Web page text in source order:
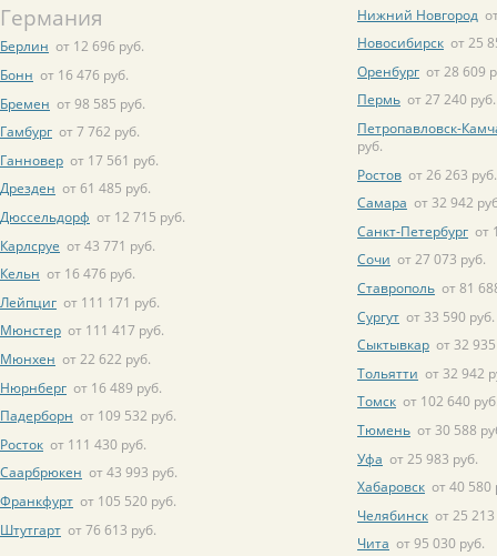
Германия
Берлин от 12 696 руб.
Бонн от 16 476 руб.
Бремен от 98 585 руб.
Гамбург от 7 762 руб.
Ганновер от 17 561 руб.
Дрезден от 61 485 руб.
Дюссельдорф от 12 715 руб.
Карлсруе от 43 771 руб.
Кельн от 16 476 руб.
Лейпциг от 111 171 руб.
Мюнстер от 111 417 руб.
Мюнхен от 22 622 руб.
Нюрнберг от 16 489 руб.
Падерборн от 109 532 руб.
Росток от 111 430 руб.
Саарбрюкен от 43 993 руб.
Франкфурт от 105 520 руб.
Штутгарт от 76 613 руб.
Нижний Новгород
Новосибирск от 25
Оренбург от 28 609
Пермь от 27 240 руб.
Петропавловск-
руб.
Ростов от 26 263 руб.
Самара от 32 942
Санкт-Петербург от
Сочи от 27 073 руб.
Ставрополь от 81
Сургут от 33 590 руб.
Сыктывкар от 32
Тольятти от 32 942
Томск от 102 640
Тюмень от 30 588
Уфа от 25 983 руб.
Хабаровск от 40 580
Челябинск от 25
Чита от 95 030 руб.